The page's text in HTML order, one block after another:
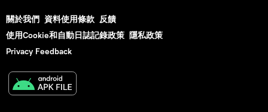
關於我們 資料使用條款 反饋
使用Cookie和自動日誌記錄政策 隱私政策
Privacy Feedback